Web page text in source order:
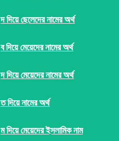
দ দিয়ে ছেলেদের নামের অর্থ
ব দিয়ে মেয়েদের নামের অর্থ
দ দিয়ে মেয়েদের নামের অর্থ
ত দিয়ে নামের অর্থ
ম দিয়ে মেয়েদের ইসলামিক নাম